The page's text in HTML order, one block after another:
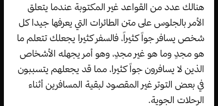
هنالك عدد من القواعد غير المكتوبة عندما يتعلق
الأمر بالجلوس على متن الطائرات التي يعرفها جيدا كل
شخص يسافر جواً كثيراً، فالسفر كثيرا يجعلك تتعلم ما
هو مجدٍ وما هو غير مجدٍ، وهو أمر يجهله الأشخاص
الذين لا يسافرون جواً كثيرا، مما قد يجعلهم يتسببون
في بعض التوتر غير المقصود لبقية المسافرين أثناء
الرحلات الجوية.